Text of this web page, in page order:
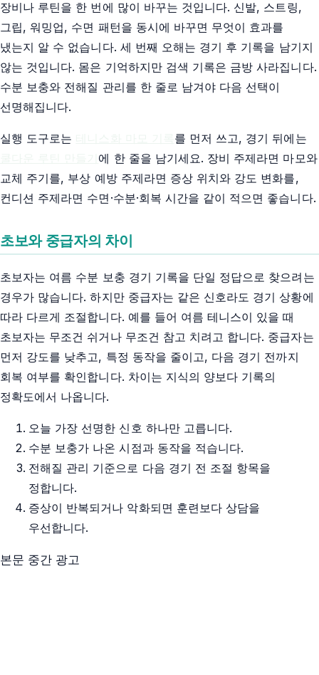
장비나 루틴을 한 번에 많이 바꾸는 것입니다. 신발, 스트링,
그립, 워밍업, 수면 패턴을 동시에 바꾸면 무엇이 효과를
냈는지 알 수 없습니다. 세 번째 오해는 경기 후 기록을 남기지
않는 것입니다. 몸은 기억하지만 검색 기록은 금방 사라집니다.
수분 보충와 전해질 관리를 한 줄로 남겨야 다음 선택이
선명해집니다.
실행 도구로는
를 먼저 쓰고, 경기 뒤에는
에 한 줄을 남기세요. 장비 주제라면 마모와
교체 주기를, 부상 예방 주제라면 증상 위치와 강도 변화를,
컨디션 주제라면 수면·수분·회복 시간을 같이 적으면 좋습니다.
초보와 중급자의 차이
초보자는 여름 수분 보충 경기 기록을 단일 정답으로 찾으려는
경우가 많습니다. 하지만 중급자는 같은 신호라도 경기 상황에
따라 다르게 조절합니다. 예를 들어 여름 테니스이 있을 때
초보자는 무조건 쉬거나 무조건 참고 치려고 합니다. 중급자는
먼저 강도를 낮추고, 특정 동작을 줄이고, 다음 경기 전까지
회복 여부를 확인합니다. 차이는 지식의 양보다 기록의
정확도에서 나옵니다.
오늘 가장 선명한 신호 하나만 고릅니다.
수분 보충가 나온 시점과 동작을 적습니다.
전해질 관리 기준으로 다음 경기 전 조절 항목을
정합니다.
증상이 반복되거나 악화되면 훈련보다 상담을
우선합니다.
본문 중간 광고